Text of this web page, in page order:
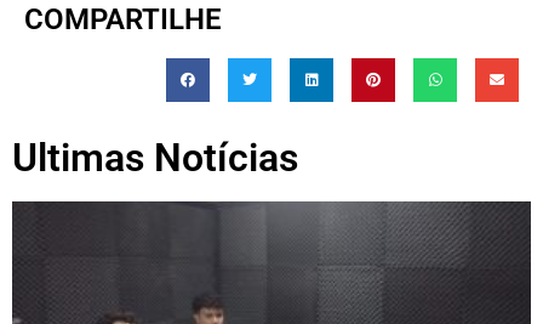
COMPARTILHE
Ultimas Notícias